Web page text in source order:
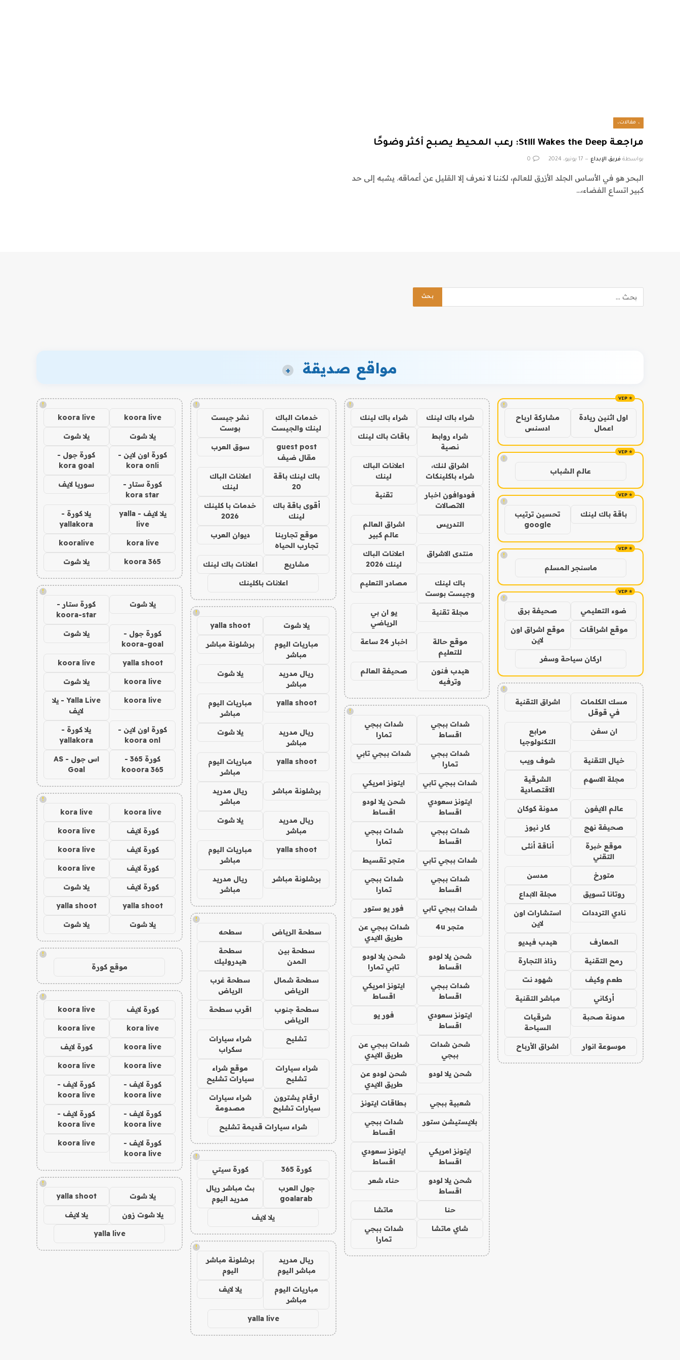
، مقالات،
مراجعة Still Wakes the Deep: رعب المحيط يصبح أكثر وضوحًا
بواسطة فريق الإبداع 17 يونيو، 2024 0
البحر هو في الأساس الجلد الأزرق للعالم، لكننا لا نعرف إلا القليل عن أعماقه. يشبه إلى حد
كبير اتساع الفضاء،…
مواقع صديقة +
!
اول اثنين ريادة
اعمال
مشاركة ارباح
ادسنس
!
عالم الشباب
!
باقة باك لينك
تحسين ترتيب
google
!
ماسنجر المسلم
!
ضوء التعليمي صحيفة برق
موقع اشراقات
موقع اشراق اون
لاين
اركان سياحة وسفر
!
مسك الكلمات
في قوقل
اشراق التقنية
ان سفن
مرابع
التكنولوجيا
خيال التقنية شوف ويب
مجلة الاسهم
الشرقية
الاقتصادية
عالم الايفون مدونة كوكان
صحيفة نهج كار نيوز
موقع خبرة
التقني
أناقة أنثى
متورخ مدسن
روتانا تسويق مجلة الابداع
نادي الترددات
استشارات اون
لاين
المعارف هيدب فيديو
رمح التقنية رذاذ التجارة
طعم وكيف شهود نت
أركاني مباشر التقنية
مدونة صحبة
شرقيات
السياحة
موسوعة انوار اشراق الأرباح
!
شراء باك لينك شراء باك لينك
شراء روابط
نصية
باقات باك لينك
اشراق لنك،
شراء باكلينكات
اعلانات الباك
لينك
فودوافون اخبار
الاتصالات
تقنية
التدريس
اشراق العالم
عالم كبير
منتدى الاشراق
اعلانات الباك
لينك 2026
باك لينك
وجيست بوست
مصادر التعليم
مجلة تقنية
يو ان بي
الرياضي
موقع حالة
للتعليم
اخبار 24 ساعة
هيدب فنون
وترفيه
صحيفة العالم
!
شدات ببجي
اقساط
شدات ببجي
تمارا
شدات ببجي
تمارا
شدات ببجي تابي
شدات ببجي تابي ايتونز امريكي
ايتونز سعودي
اقساط
شحن يلا لودو
اقساط
شدات ببجي
اقساط
شدات ببجي
تمارا
شدات ببجي تابي متجر تقسيط
شدات ببجي
اقساط
شدات ببجي
تمارا
شدات ببجي تابي فور يو ستور
متجر 4u
شدات ببجي عن
طريق الايدي
شحن يلا لودو
اقساط
شحن يلا لودو
تابي تمارا
شدات ببجي
اقساط
ايتونز امريكي
اقساط
ايتونز سعودي
اقساط
فور يو
شحن شدات
ببجي
شدات ببجي عن
طريق الايدي
شحن يلا لودو
شحن لودو عن
طريق الايدي
شعبية ببجي بطاقات ايتونز
بلايستيشن ستور
شدات ببجي
اقساط
ايتونز امريكي
اقساط
ايتونز سعودي
اقساط
شحن يلا لودو
اقساط
حناء شعر
حنا ماتشا
شاي ماتشا
شدات ببجي
تمارا
!
خدمات الباك
لينك والجيست
نشر جيست
بوست
guest post
مقال ضيف
سوق العرب
باك لينك باقة
20
اعلانات الباك
لينك
أقوى باقة باك
لينك
خدمات با كلينك
2026
موقع تجاربنا
تجارب الحياه
ديوان العرب
مشاريع اعلانات باك لينك
اعلانات باكلينك
!
يلا شوت yalla shoot
مباريات اليوم
مباشر
برشلونة مباشر
ريال مدريد
مباشر
يلا شوت
yalla shoot
مباريات اليوم
مباشر
ريال مدريد
مباشر
يلا شوت
yalla shoot
مباريات اليوم
مباشر
برشلونة مباشر
ريال مدريد
مباشر
ريال مدريد
مباشر
يلا شوت
yalla shoot
مباريات اليوم
مباشر
برشلونة مباشر
ريال مدريد
مباشر
!
سطحة الرياض سطحه
سطحة بين
المدن
سطحة
هيدروليك
سطحة شمال
الرياض
سطحة غرب
الرياض
سطحة جنوب
الرياض
اقرب سطحة
تشليح
شراء سيارات
سكراب
شراء سيارات
تشليح
موقع شراء
سيارات تشليح
ارقام يشترون
سيارات تشليح
شراء سيارات
مصدومة
شراء سيارات قديمة تشليح
!
كورة 365 كورة سيتي
جول العرب
goalarab
بث مباشر ريال
مدريد اليوم
يلا لايف
!
ريال مدريد
مباشر اليوم
برشلونة مباشر
اليوم
مباريات اليوم
مباشر
يلا لايف
yalla live
!
koora live
koora live
يلا شوت يلا شوت
كورة اون لاين -
kora onli
كورة جول -
kora goal
كورة ستار -
kora star
سوريا لايف
يلا لايف - yalla
live
يلا كورة -
yallakora
kora live
kooralive
koora 365 يلا شوت
!
يلا شوت
كورة ستار -
koora-star
كورة جول -
koora-goal
يلا شوت
yalla shoot
koora live
koora live يلا شوت
koora live
Yalla Live - يلا
لايف
كورة اون لاين -
koora onl
يلا كورة -
yallakora
كورة 365 -
kooora 365
اس جول - AS
Goal
!
koora live
kora live
كورة لايف koora live
كورة لايف koora live
كورة لايف koora live
كورة لايف يلا شوت
yalla shoot
yalla shoot
يلا شوت يلا شوت
!
موقع كورة
!
كورة لايف koora live
kora live
koora live
koora live كورة لايف
koora live
koora live
كورة لايف -
koora live
كورة لايف -
koora live
كورة لايف -
koora live
كورة لايف -
koora live
كورة لايف -
koora live
koora live
!
يلا شوت yalla shoot
يلا شوت زون يلا لايف
yalla live